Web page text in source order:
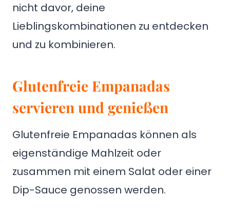
nicht davor, deine
Lieblingskombinationen zu entdecken
und zu kombinieren.
Glutenfreie Empanadas
servieren und genießen
Glutenfreie Empanadas können als
eigenständige Mahlzeit oder
zusammen mit einem Salat oder einer
Dip-Sauce genossen werden.